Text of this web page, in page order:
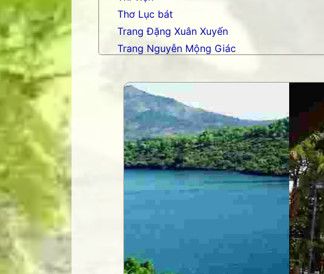
Thơ Lục bát
Trang Đặng Xuân Xuyến
Trang Nguyễn Mộng Giác
Trang Phạm Duy
Trang thơ Hoàng Nguyên Chương
Trang thơ Thụy Du
Trang thơ+ Luân Hoán
Trang VHNT Thanh niên
Truyện.com